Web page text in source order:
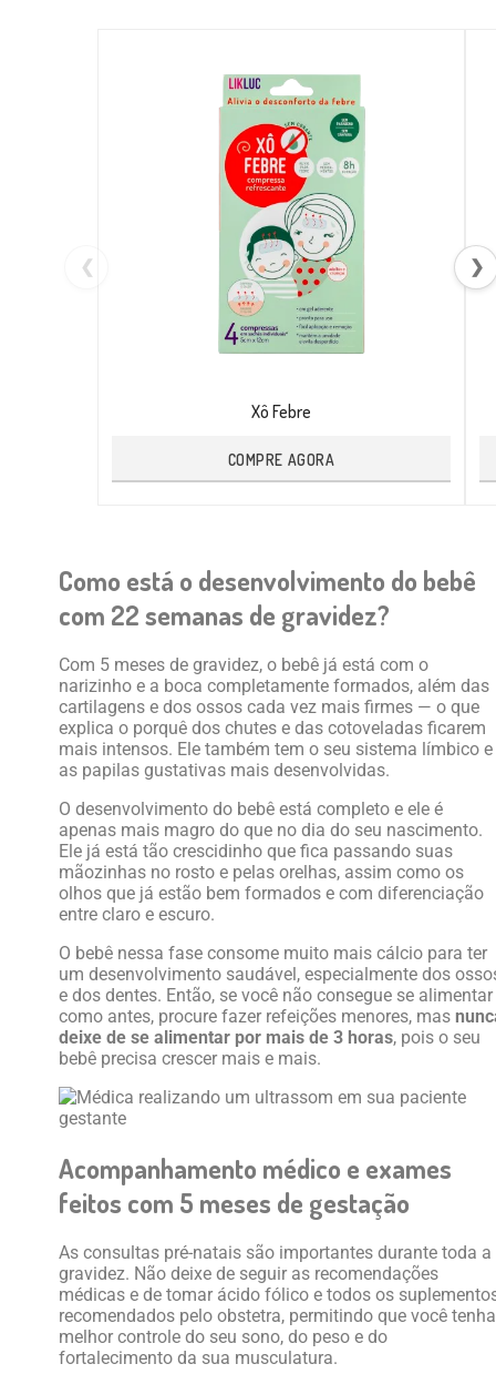
❮
Xô Febre
COMPRE AGORA
❯
Como está o desenvolvimento do bebê
com 22 semanas de gravidez?
Com 5 meses de gravidez, o bebê já está com o
narizinho e a boca completamente formados, além das
cartilagens e dos ossos cada vez mais firmes — o que
explica o porquê dos chutes e das cotoveladas ficarem
mais intensos. Ele também tem o seu sistema límbico e
as papilas gustativas mais desenvolvidas.
O desenvolvimento do bebê está completo e ele é
apenas mais magro do que no dia do seu nascimento.
Ele já está tão crescidinho que fica passando suas
mãozinhas no rosto e pelas orelhas, assim como os
olhos que já estão bem formados e com diferenciação
entre claro e escuro.
O bebê nessa fase consome muito mais cálcio para ter
um desenvolvimento saudável, especialmente dos
e dos dentes. Então, se você não consegue se alimentar
como antes, procure fazer refeições menores, mas
deixe de se alimentar por mais de 3 horas, pois o seu
bebê precisa crescer mais e mais.
Acompanhamento médico e exames
feitos com 5 meses de gestação
As consultas pré-natais são importantes durante toda a
gravidez. Não deixe de seguir as recomendações
médicas e de tomar ácido fólico e todos os
recomendados pelo obstetra, permitindo que você tenha
melhor controle do seu sono, do peso e do
fortalecimento da sua musculatura.